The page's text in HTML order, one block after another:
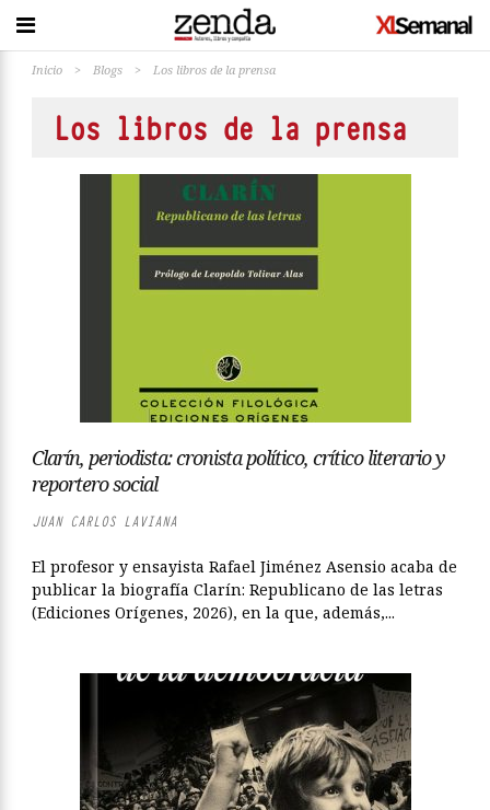
Inicio > Blogs > Los libros de la prensa
Los libros de la prensa
Clarín, periodista: cronista político, crítico literario y
reportero social
JUAN CARLOS LAVIANA
El profesor y ensayista Rafael Jiménez Asensio acaba de
publicar la biografía Clarín: Republicano de las letras
(Ediciones Orígenes, 2026), en la que, además,...